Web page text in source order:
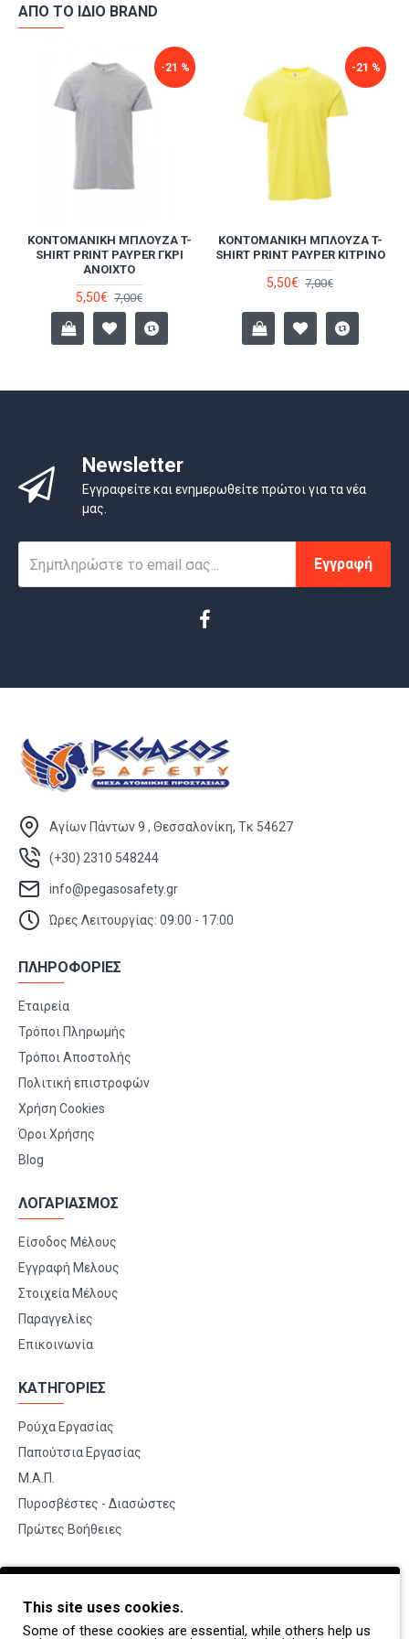
ΑΠΌ ΤΟ ΊΔΙΟ BRAND
-21 %
ΚΟΝΤΟΜΆΝΙΚΗ ΜΠΛΟΎΖΑ T-
SHIRT PRINT PAYPER ΓΚΡΙ
ΑΝΟΙΧΤΌ
5,50€ 7,00€
-21 %
ΚΟΝΤΟΜΆΝΙΚΗ ΜΠΛΟΎΖΑ T-
SHIRT PRINT PAYPER ΚΊΤΡΙΝΟ
5,50€ 7,00€
Newsletter
Εγγραφείτε και ενημερωθείτε πρώτοι για τα νέα
μας.
Εγγραφή
Αγίων Πάντων 9 , Θεσσαλονίκη, Τκ 54627
(+30) 2310 548244
info@pegasosafety.gr
Ώρες Λειτουργίας: 09:00 - 17:00
ΠΛΗΡΟΦΟΡΙΕΣ
Εταιρεία
Τρόποι Πληρωμής
Τρόποι Αποστολής
Πολιτική επιστροφών
Χρήση Cookies
Όροι Χρήσης
Blog
ΛΟΓΑΡΙΑΣΜΟΣ
Είσοδος Μέλους
Εγγραφή Μελους
Στοιχεία Μέλους
Παραγγελίες
Επικοινωνία
ΚΑΤΗΓΟΡΙΕΣ
Ρούχα Εργασίας
Παπούτσια Εργασίας
Μ.Α.Π.
Πυροσβέστες - Διασώστες
Πρώτες Βοήθειες
BRANDS
Payper
This site uses cookies.
Some of these cookies are essential, while others help us